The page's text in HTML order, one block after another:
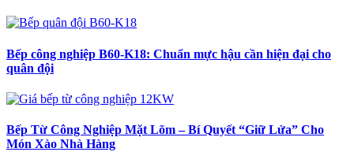
Bếp công nghiệp B60-K18: Chuẩn mực hậu cần hiện đại cho
quân đội
Bếp Từ Công Nghiệp Mặt Lõm – Bí Quyết “Giữ Lửa” Cho
Món Xào Nhà Hàng